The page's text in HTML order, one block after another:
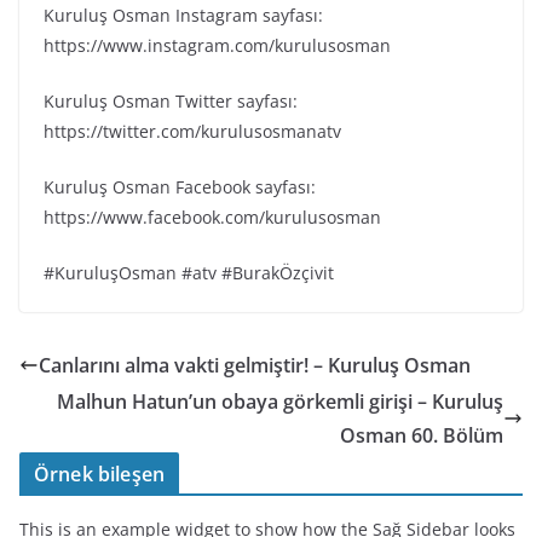
Kuruluş Osman Instagram sayfası:
https://www.instagram.com/kurulusosman
Kuruluş Osman Twitter sayfası:
https://twitter.com/kurulusosmanatv
Kuruluş Osman Facebook sayfası:
https://www.facebook.com/kurulusosman
#KuruluşOsman #atv #BurakÖzçivit
Canlarını alma vakti gelmiştir! – Kuruluş Osman
Malhun Hatun’un obaya görkemli girişi – Kuruluş
Osman 60. Bölüm
Örnek bileşen
This is an example widget to show how the Sağ Sidebar looks